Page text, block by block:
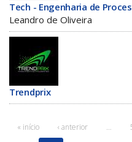
Tech - Engenharia de
Leandro de Oliveira
Trendprix
« início ‹ anterior …